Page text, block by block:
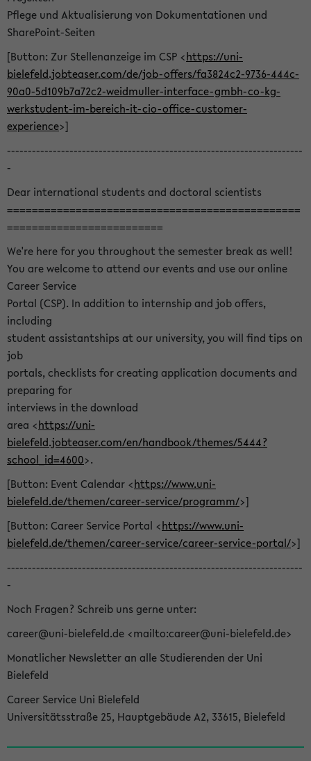
Pflege und Aktualisierung von Dokumentationen und
SharePoint-Seiten
[Button: Zur Stellenanzeige im CSP <https://uni-
bielefeld.jobteaser.com/de/job-offers/fa3824c2-9736-444c-
90a0-5d109b7a72c2-weidmuller-interface-gmbh-co-kg-
werkstudent-im-bereich-it-cio-office-customer-
experience>]
-----------------------------------------------------------------------
-
Dear international students and doctoral scientists
===============================================
=========================
We're here for you throughout the semester break as well!
You are welcome to attend our events and use our online
Career Service
Portal (CSP). In addition to internship and job offers,
including
student assistantships at our university, you will find tips on
job
portals, checklists for creating application documents and
preparing for
interviews in the download
area <https://uni-
bielefeld.jobteaser.com/en/handbook/themes/5444?
school_id=4600>.
[Button: Event Calendar <https://www.uni-
bielefeld.de/themen/career-service/programm/>]
[Button: Career Service Portal <https://www.uni-
bielefeld.de/themen/career-service/career-service-portal/>]
-----------------------------------------------------------------------
-
Noch Fragen? Schreib uns gerne unter:
career@uni-bielefeld.de <mailto:career@uni-bielefeld.de>
Monatlicher Newsletter an alle Studierenden der Uni
Bielefeld
Career Service Uni Bielefeld
Universitätsstraße 25, Hauptgebäude A2, 33615, Bielefeld